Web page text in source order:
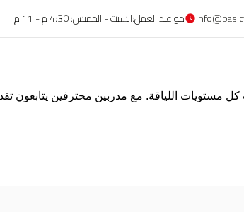
مواعيد العمل:السبت - الخميس: 4:30 م - 11 م
مستويات اللياقة. مع مدربين محترفين يتابعون